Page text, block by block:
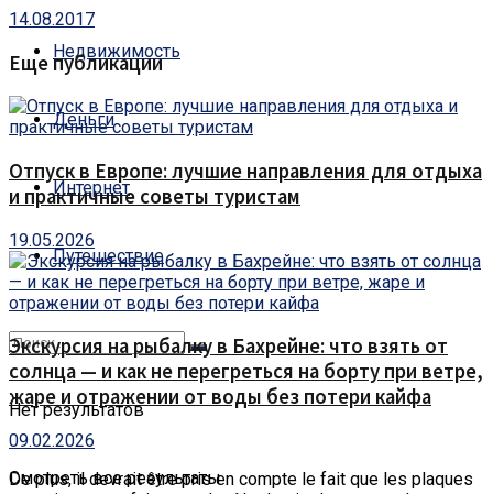
Недвижимость
Деньги
Интернет
Путешествие
Нет результатов
Смотреть все результаты
14.08.2017
Еще публикации
Отпуск в Европе: лучшие направления для отдыха
и практичные советы туристам
19.05.2026
Экскурсия на рыбалку в Бахрейне: что взять от
солнца — и как не перегреться на борту при ветре,
жаре и отражении от воды без потери кайфа
09.02.2026
De plus, il devrait être pris en compte le fait que les plaques